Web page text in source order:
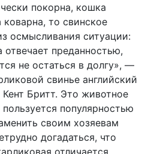
покорна, кошка
то свинское
осмысливания ситуации:
отвечает преданностью,
не остаться в долгу», —
свинье английский
Кент Бритт. Это животное
популярностью
своим хозяевам
догадаться, что
отличается